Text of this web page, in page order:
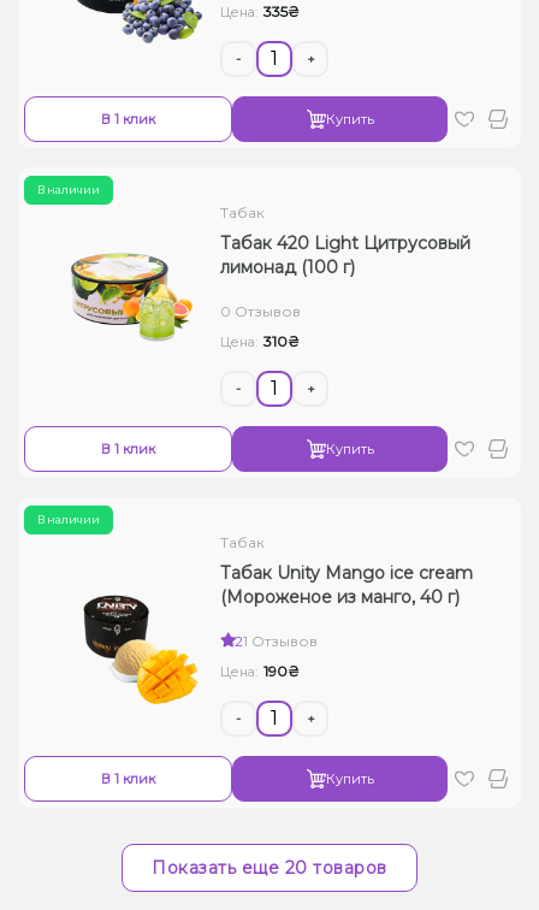
Цена: 335₴
- +
В 1 клик Купить
В наличии
Табак
Табак 420 Light Цитрусовый
лимонад (100 г)
0 Отзывов
Цена: 310₴
- +
В 1 клик Купить
В наличии
Табак
Табак Unity Mango ice cream
(Мороженое из манго, 40 г)
21 Отзывов
Цена: 190₴
- +
В 1 клик Купить
Показать еще 20 товаров